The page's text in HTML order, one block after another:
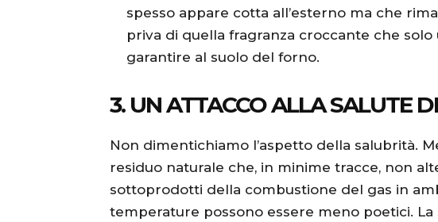
spesso appare cotta all’esterno ma che
priva di quella fragranza croccante che
garantire al suolo del forno.
3. UN ATTACCO ALLA SALUTE
Non dimentichiamo l’aspetto della salubrità.
residuo naturale che, in minime tracce, non
sottoprodotti della combustione del gas in
temperature possono essere meno poetici.